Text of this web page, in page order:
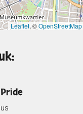
Leaflet, ©OpenStreetMap